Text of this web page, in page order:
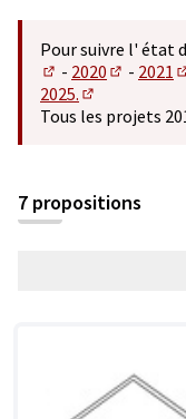
Pour suivre l' état
(S'ouvre dans un
- 2020
(S'ouvre
- 2021
2025.
(S'ouvre
Tous les projets
7 propositions